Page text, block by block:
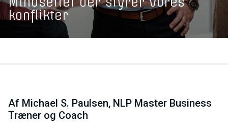
konflikter
Af Michael S. Paulsen, NLP Master Business
Træner og Coach